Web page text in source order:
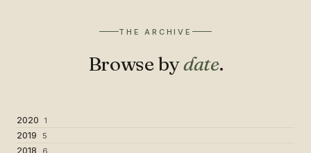
THE ARCHIVE
Browse bydate.
2020 1
2019 5
2018 6